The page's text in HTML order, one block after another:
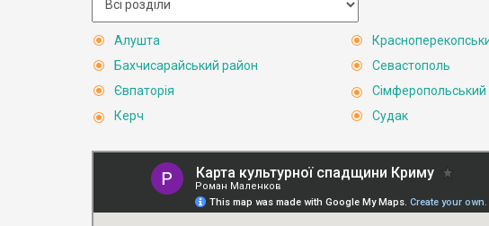
Алушта
Бахчисарайський район
Євпаторія
Керч
Севастополь
Сімферопольський
Судак